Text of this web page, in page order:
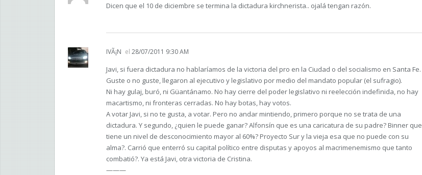
Dicen que el 10 de diciembre se termina la dictadura kirchnerista.. ojalá tengan razón.
IVÃ¡N el 28/07/2011 9:30 AM
Javi, si fuera dictadura no hablaríamos de la victoria del pro en la Ciudad o del socialismo en Santa Fe.
Guste o no guste, llegaron al ejecutivo y legislativo por medio del mandato popular (el sufragio).
Ni hay gulaj, buró, ni Güantánamo. No hay cierre del poder legislativo ni reelección indefinida, no hay
macartismo, ni fronteras cerradas. No hay botas, hay votos.
A votar Javi, si no te gusta, a votar. Pero no andar mintiendo, primero porque no se trata de una
dictadura. Y segundo, ¿quien le puede ganar? Alfonsín que es una caricatura de su padre? Binner que
tiene un nivel de desconocimiento mayor al 60%? Proyecto Sur y la vieja esa que no puede con su
alma?. Carrió que enterró su capital político entre disputas y apoyos al macrimenemismo que tanto
combatió?. Ya está Javi, otra victoria de Cristina.
———